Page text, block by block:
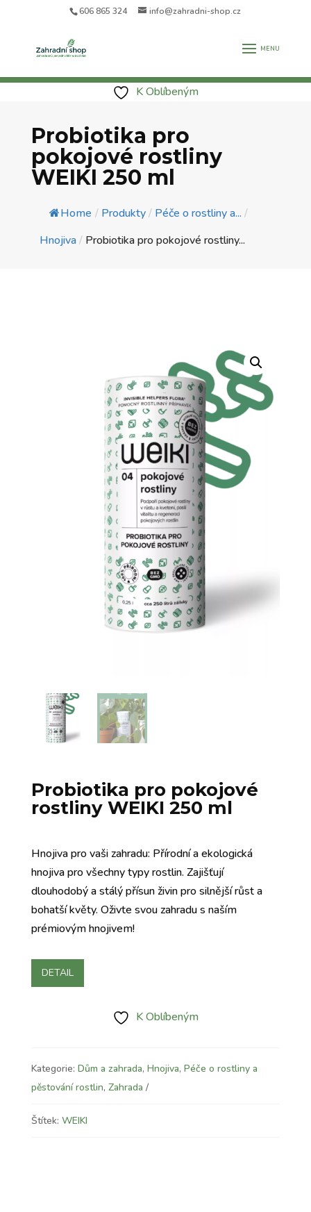
606 865 324 info@zahradni-shop.cz
K Oblíbeným
Probiotika pro
pokojové rostliny
WEIKI 250 ml
Home / Produkty/ Péče o rostliny a... /
Hnojiva/ Probiotika pro pokojové rostliny...
Probiotika pro pokojové
rostliny WEIKI 250 ml
Hnojiva pro vaši zahradu: Přírodní a ekologická
hnojiva pro všechny typy rostlin. Zajišťují
dlouhodobý a stálý přísun živin pro silnější růst a
bohatší květy. Oživte svou zahradu s naším
prémiovým hnojivem!
DETAIL
K Oblíbeným
Kategorie: Dům a zahrada, Hnojiva, Péče o rostliny a
pěstování rostlin, Zahrada
Štítek: WEIKI